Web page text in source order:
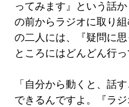
ってみます』という話
の前からラジオに取り
の二人には、『疑問に
ところにはどんどん行
「自分から動くと、話
できるんですよ。『ラ